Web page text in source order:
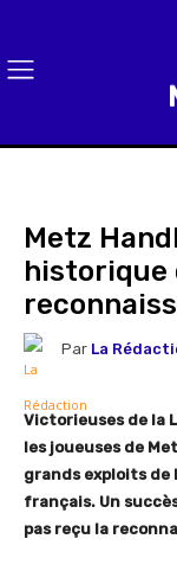
Metz
historique
Par La
Victorieuses de la
les joueuses de
grands exploits
français. Un
pas reçu la